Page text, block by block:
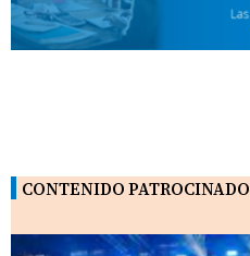
CONTENIDO PATROCINADO